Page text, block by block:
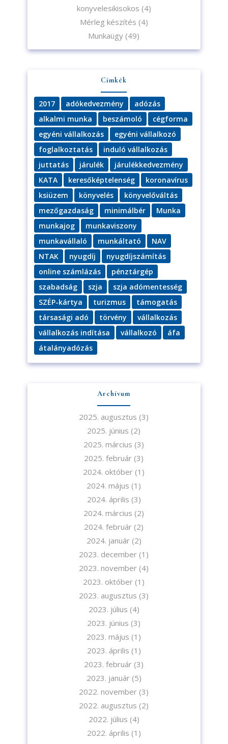
konyvelesikisokos (4)
Mérleg készítés (4)
Munkaügy (49)
Címkék
2017 adókedvezmény
adózás
alkalmi munka
beszámoló
cégforma
egyéni vállalkozás
egyéni vállalkozó
foglalkoztatás
induló vállalkozás
juttatás
járulék
járulékkedvezmény
KATA
keresőképtelenség
koronavírus
ksiüzem
könyvelés
könyvelőváltás
mezőgazdaság
minimálbér
Munka
munkajog
munkaviszony
munkavállaló
munkáltató
NAV
NTAK
nyugdíj
nyugdíjszámítás
online számlázás
pénztárgép
szabadság
szja
szja adómentesség
SZÉP-kártya
turizmus
támogatás
társasági adó
törvény
vállalkozás
vállalkozás indítása
vállalkozó
áfa
átalányadózás
Archívum
2025. augusztus (3)
2025. június (2)
2025. március (3)
2025. február (3)
2024. október (1)
2024. május (1)
2024. április (3)
2024. március (2)
2024. február (2)
2024. január(2)
2023. december (1)
2023. november (4)
2023. október (1)
2023. augusztus (3)
2023. július (4)
2023. június (3)
2023. május (1)
2023. április (1)
2023. február (3)
2023. január(5)
2022. november (3)
2022. augusztus (2)
2022. július (4)
2022. április (1)
Feliratkozom